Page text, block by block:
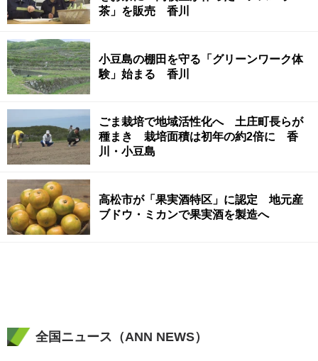
茶」を販売 香川
小豆島の棚田を守る「グリーンワーク体
験」始まる 香川
ごま栽培で地域活性化へ 土庄町長らが
種まき 栽培面積は初年の約2倍に 香
川・小豆島
高松市が「果実酒特区」に認定 地元産
ブドウ・ミカンで果実酒を製造へ
全国ニュース（ANN NEWS）